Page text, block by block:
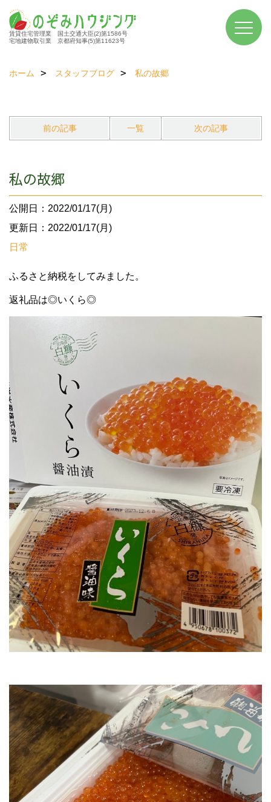
賃貸住宅管理業 国土交通大臣(2)第1586号
宅地建物取引業 京都府知事(5)第11623号
ホーム スタッフブログ 私の故郷
前の記事 一覧 次の記事
私の故郷
公開日：2022/01/17(月)
更新日：2022/01/17(月)
日常
ふるさと納税をしてみました。
返礼品は◎いくら◎